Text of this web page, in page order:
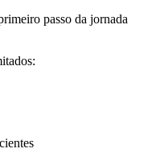
passo da jornada